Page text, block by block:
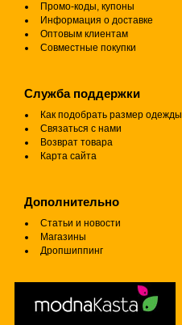
Промо-коды, купоны
Информация о доставке
Оптовым клиентам
Совместные покупки
Служба поддержки
Как подобрать размер
Связаться с нами
Возврат товара
Карта сайта
Дополнительно
Статьи и новости
Магазины
Дропшиппинг